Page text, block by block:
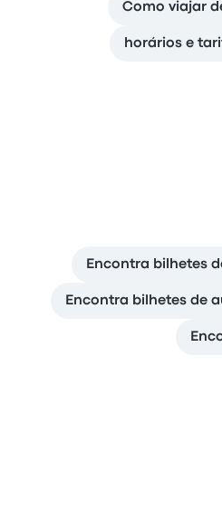
Como viajar
horários e
Encontra bilhetes
Encontra bilhetes de